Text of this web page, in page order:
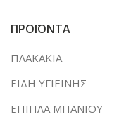
ΠΡΟΪΟΝΤΑ
ΠΛΑΚΑΚΙΑ
ΕΙΔΗ ΥΓΙΕΙΝΗΣ
ΕΠΙΠΛΑ ΜΠΑΝΙΟΥ